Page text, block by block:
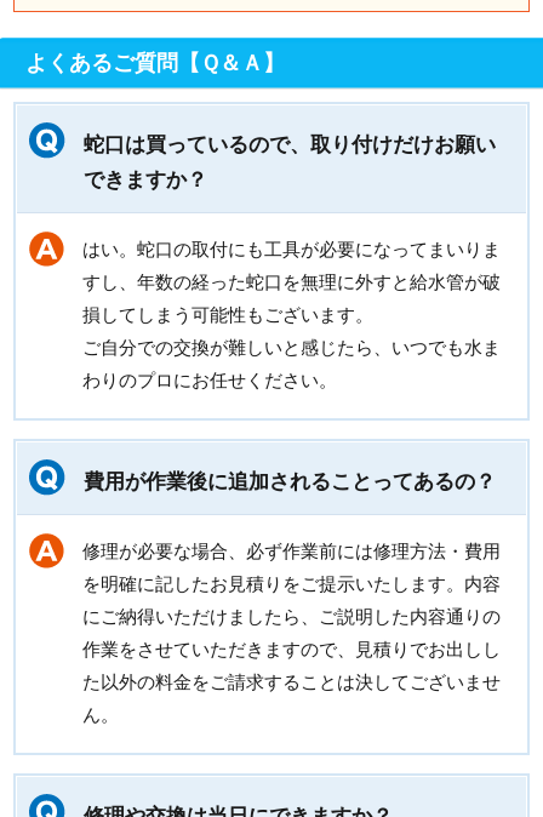
よくあるご質問【Ｑ＆Ａ】
蛇口は買っているので、取り付けだけお願い
できますか？
はい。蛇口の取付にも工具が必要になってまいりま
すし、年数の経った蛇口を無理に外すと給水管が破
損してしまう可能性もございます。
ご自分での交換が難しいと感じたら、いつでも水ま
わりのプロにお任せください。
費用が作業後に追加されることってあるの？
修理が必要な場合、必ず作業前には修理方法・費用
を明確に記したお見積りをご提示いたします。内容
にご納得いただけましたら、ご説明した内容通りの
作業をさせていただきますので、見積りでお出しし
た以外の料金をご請求することは決してございませ
ん。